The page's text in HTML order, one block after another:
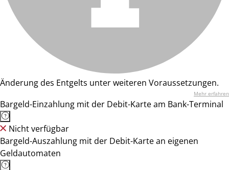
Änderung des Entgelts unter weiteren Voraussetzungen.
Mehr erfahren
Bargeld-Einzahlung mit der Debit-Karte am Bank-Terminal
Nicht verfügbar
Bargeld-Auszahlung mit der Debit-Karte an eigenen
Geldautomaten